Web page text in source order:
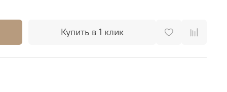
Купить в 1 клик